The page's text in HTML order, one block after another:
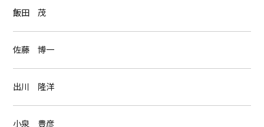
飯田 茂
佐藤 博一
出川 隆洋
小泉 豊彦